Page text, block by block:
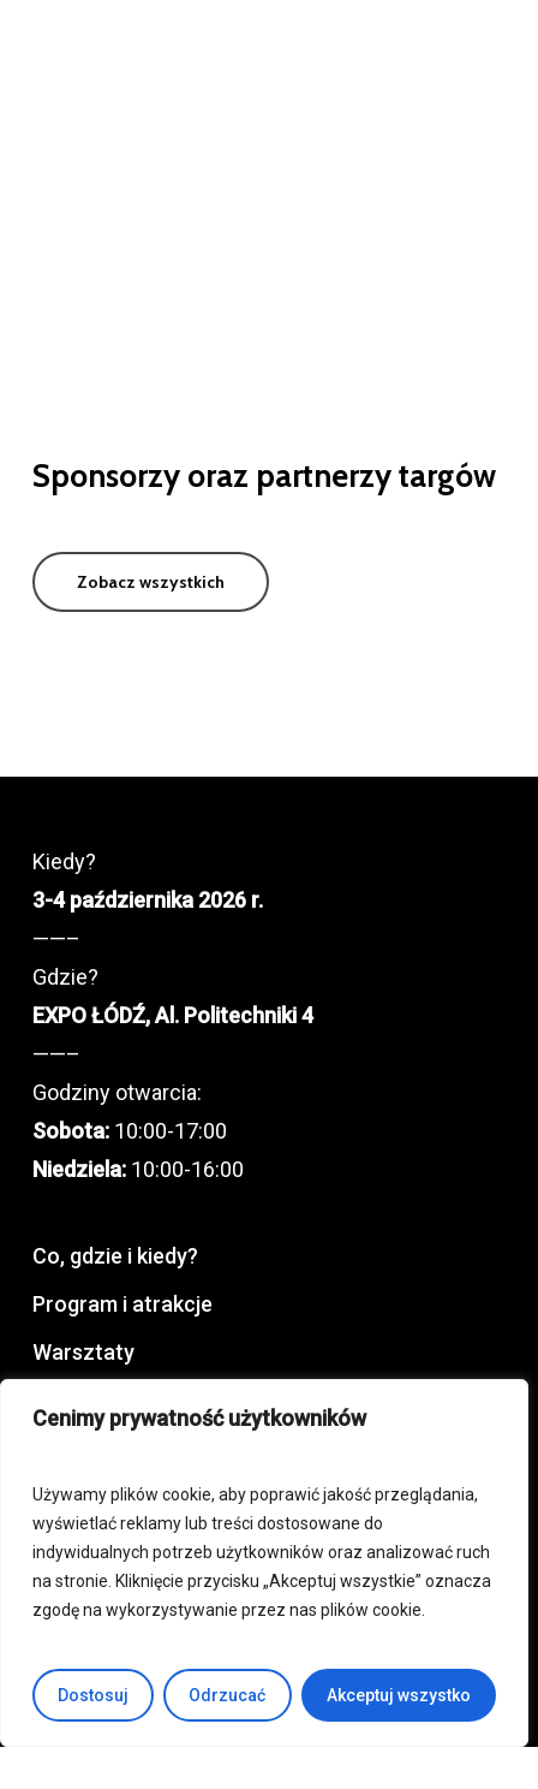
Cenimy prywatność użytkowników
Używamy plików cookie, aby poprawić jakość przeglądania,
wyświetlać reklamy lub treści dostosowane do
indywidualnych potrzeb użytkowników oraz analizować ruch
na stronie. Kliknięcie przycisku „Akceptuj wszystkie” oznacza
zgodę na wykorzystywanie przez nas plików cookie.
Dostosuj Odrzucać Akceptuj wszystko
Sponsorzy oraz partnerzytargów
Zobacz wszystkich
Kiedy?
3-4 października 2026 r.
——–
Gdzie?
EXPO ŁÓDŹ, Al. Politechniki 4
——–
Godziny otwarcia:
Sobota:10:00-17:00
Niedziela:10:00-16:00
Co, gdzie i kiedy?
Program i atrakcje
Warsztaty
Polityka prywatności i cookies
Regulamin sklepu internetowego oraz
świadczenia usług drogą elektroniczną
Regulamin najmu powierzchni wystawienniczej